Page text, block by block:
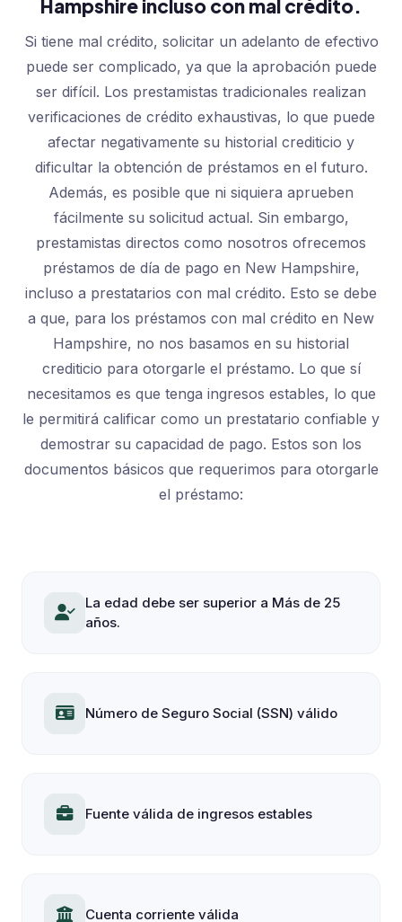
Hampshire incluso con mal crédito.
Si tiene mal crédito, solicitar un adelanto de efectivo
puede ser complicado, ya que la aprobación puede
ser difícil. Los prestamistas tradicionales realizan
verificaciones de crédito exhaustivas, lo que puede
afectar negativamente su historial crediticio y
dificultar la obtención de préstamos en el futuro.
Además, es posible que ni siquiera aprueben
fácilmente su solicitud actual. Sin embargo,
prestamistas directos como nosotros ofrecemos
préstamos de día de pago en New Hampshire,
incluso a prestatarios con mal crédito. Esto se debe
a que, para los préstamos con mal crédito en New
Hampshire, no nos basamos en su historial
crediticio para otorgarle el préstamo. Lo que sí
necesitamos es que tenga ingresos estables, lo que
le permitirá calificar como un prestatario confiable y
demostrar su capacidad de pago. Estos son los
documentos básicos que requerimos para otorgarle
el préstamo:
La edad debe ser superior a Más de 25
años.
Número de Seguro Social (SSN) válido
Fuente válida de ingresos estables
Cuenta corriente válida